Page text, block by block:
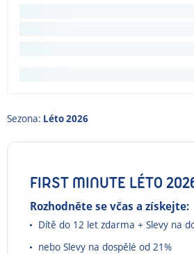
Sezona: Léto 2026
FIRST MINUTE LÉTO
Rozhodněte se včas a získejte:
Dítě do 12 let zdarma + Slevy na
nebo Slevy na dospělé od 21%